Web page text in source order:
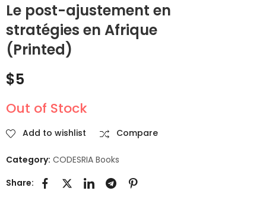
Le post-ajustement en
stratégies en Afrique
(Printed)
$5
Out of Stock
Add to wishlist Compare
Category: CODESRIA Books
Share: